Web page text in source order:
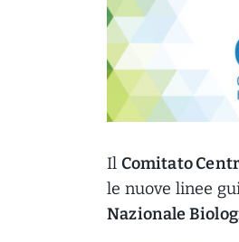
Il Comitato
le nuove linee
Nazionale